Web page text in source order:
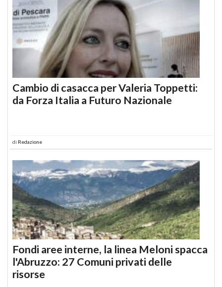
Cambio di casacca per Valeria Toppetti:
da Forza Italia a Futuro Nazionale
di Redazione
Fondi aree interne, la linea Meloni spacca
l'Abruzzo: 27 Comuni privati delle
risorse